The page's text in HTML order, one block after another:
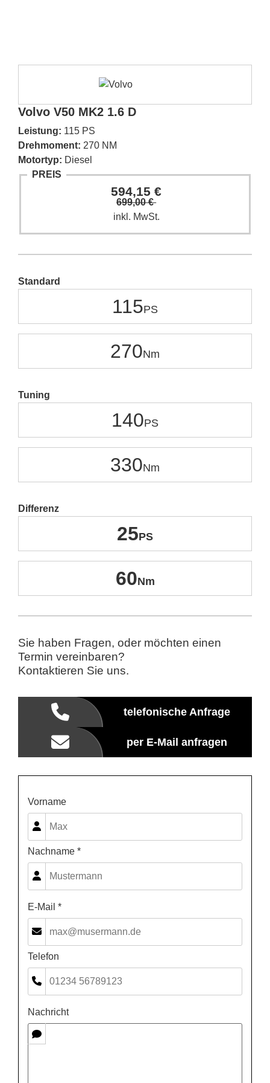
Volvo V50 MK2 1.6 D
Leistung: 115 PS
Drehmoment: 270 NM
Motortyp: Diesel
PREIS
594,15 €
699,00 €
inkl. MwSt.
Standard
115
270
Tuning
140
330
Differenz
25
60
Sie haben Fragen, oder möchten einen
Termin vereinbaren?
Kontaktieren Sie uns.
telefonische Anfrage
per E-Mail anfragen
Vorname
Nachname *
E-Mail *
Telefon
Nachricht